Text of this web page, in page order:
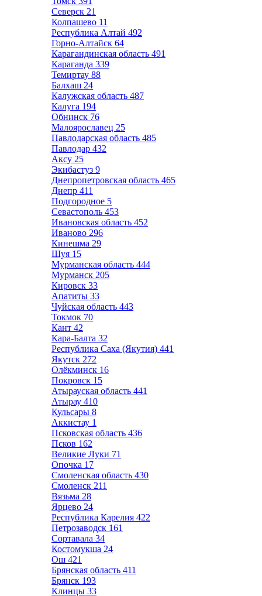
Северск 21
Колпашево 11
Республика Алтай 492
Горно-Алтайск 64
Карагандинская область 491
Караганда 339
Темиртау 88
Балхаш 24
Калужская область 487
Калуга 194
Обнинск 76
Малоярославец 25
Павлодарская область 485
Павлодар 432
Аксу 25
Экибастуз 9
Днепропетровская область 465
Днепр 411
Подгородное 5
Севастополь 453
Ивановская область 452
Иваново 296
Кинешма 29
Шуя 15
Мурманская область 444
Мурманск 205
Кировск 33
Апатиты 33
Чуйская область 443
Токмок 70
Кант 42
Кара-Балта 32
Республика Саха (Якутия) 441
Якутск 272
Олёкминск 16
Покровск 15
Атырауская область 441
Атырау 410
Кульсары 8
Аккистау 1
Псковская область 436
Псков 162
Великие Луки 71
Опочка 17
Смоленская область 430
Смоленск 211
Вязьма 28
Ярцево 24
Республика Карелия 422
Петрозаводск 161
Сортавала 34
Костомукша 24
Ош 421
Брянская область 411
Брянск 193
Клинцы 33